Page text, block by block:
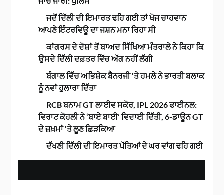
ਜਦੋਂ ਦਿੱਲੀ ਦੀ ਇਮਾਰਤ ਢਹਿ ਗਈ ਤਾਂ ਖੋਜ ਚਾਹਵਾਨ
ਆਪਣੇ ਇੰਟਰਵਿਊ ਦਾ ਜਸ਼ਨ ਮਨਾ ਰਿਹਾ ਸੀ
ਕਾਂਗਰਸ ਦੇ ਦੋਸ਼ਾਂ ਤੋਂ ਬਾਅਦ ਸਿੱਖਿਆ ਮੰਤਰਾਲੇ ਨੇ ਕਿਹਾ ਕਿ
ਉਸਦੇ ਦਿੱਲੀ ਦਫ਼ਤਰ ਵਿੱਚ ਅੱਗ ਨਹੀਂ ਲੱਗੀ
ਬੰਗਾਲ ਵਿੱਚ ਅਭਿਸ਼ੇਕ ਬੈਨਰਜੀ ‘ਤੇ ਹਮਲੇ ਨੇ ਭਾਰਤੀ ਬਲਾਕ
ਨੂੰ ਨਵਾਂ ਹੁਲਾਰਾ ਦਿੱਤਾ
RCB ਬਨਾਮ GT ਲਾਈਵ ਸਕੋਰ, IPL 2026 ਫਾਈਨਲ:
ਵਿਰਾਟ ਕੋਹਲੀ ਨੇ ‘ਬਾਏ ਬਾਈ’ ਵਿਦਾਈ ਦਿੱਤੀ, 6-ਡਾਊਨ GT
ਦੇ ਜ਼ਖ਼ਮਾਂ ‘ਤੇ ਲੂਣ ਛਿੜਕਿਆ
ਦੱਖਣੀ ਦਿੱਲੀ ਦੀ ਇਮਾਰਤ ਪੱਤਿਆਂ ਦੇ ਘਰ ਵਾਂਗ ਢਹਿ ਗਈ